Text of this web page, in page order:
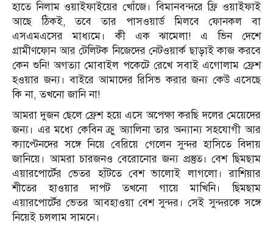
হাতে নিলাম ওয়াইফাইয়ের খোঁজে। বিমানবন্দরে ফ্রি ওয়াইফাই
আছে ঠিকই, তবে তার পাসওয়ার্ড মিলবে ফোনকল বা
এসএমএসের মাধ্যমে। কী এক ঝামেলা! এ ভিন দেশে
গ্রামীণফোন আর টেলিটক নিজেদের নেটওয়ার্ক ছাড়াই কাজ করবে
কেন শুনি! অগত্যা মোবাইল পকেটে রেখে সবাই এগোলাম ফ্রেশ
হওয়ার জন্য। বাইরে আমাদের রিসিভ করার জন্য কেউ এসেছে
কি না, তখনো জানি না!
আমরা দুজন ছেলে ফ্রেশ হয়ে এসে অপেক্ষা করছি দলের মেয়েদের
জন্য। এর মধ্যে কেবিন ক্রু অ্যালিনা তার অন্যান্য সহযোগী আর
ক্যাপ্টেনদের সঙ্গে নিয়ে বেরিয়ে গেলেন সুন্দর হাসিতে বিদায়
জানিয়ে। আমরা চারজনও বেরোনোর জন্য প্রস্তুত। বেশ ছিমছাম
এয়ারপোর্টের ভেতর হাঁটতে বেশ ভালোই লাগলো। রাশিয়ার
শীতের হাওয়ার দাপট তখনো গায়ে মাখিনি। ছিমছাম
এয়ারপোর্টের ভেতর আবহাওয়া বেশ সুন্দর। সেই সুন্দরকে সঙ্গে
নিয়েই চললাম সামনে।